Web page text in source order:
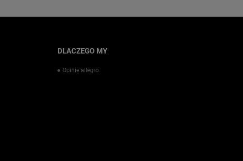
DLACZEGO MY
Opinie allegro